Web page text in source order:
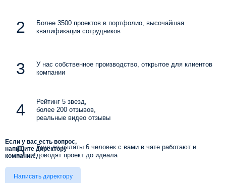
Более 3500 проектов в портфолио, высочайшая
квалификация сотрудников
У нас собственное производство, открытое для клиентов
компании
Рейтинг 5 звезд,
более 200 отзывов,
реальные видео отзывы
Еще до оплаты 6 человек с вами в чате работают и
доводят проект до идеала
Если у вас есть вопрос,
напишите директору
компании!
Написать директору